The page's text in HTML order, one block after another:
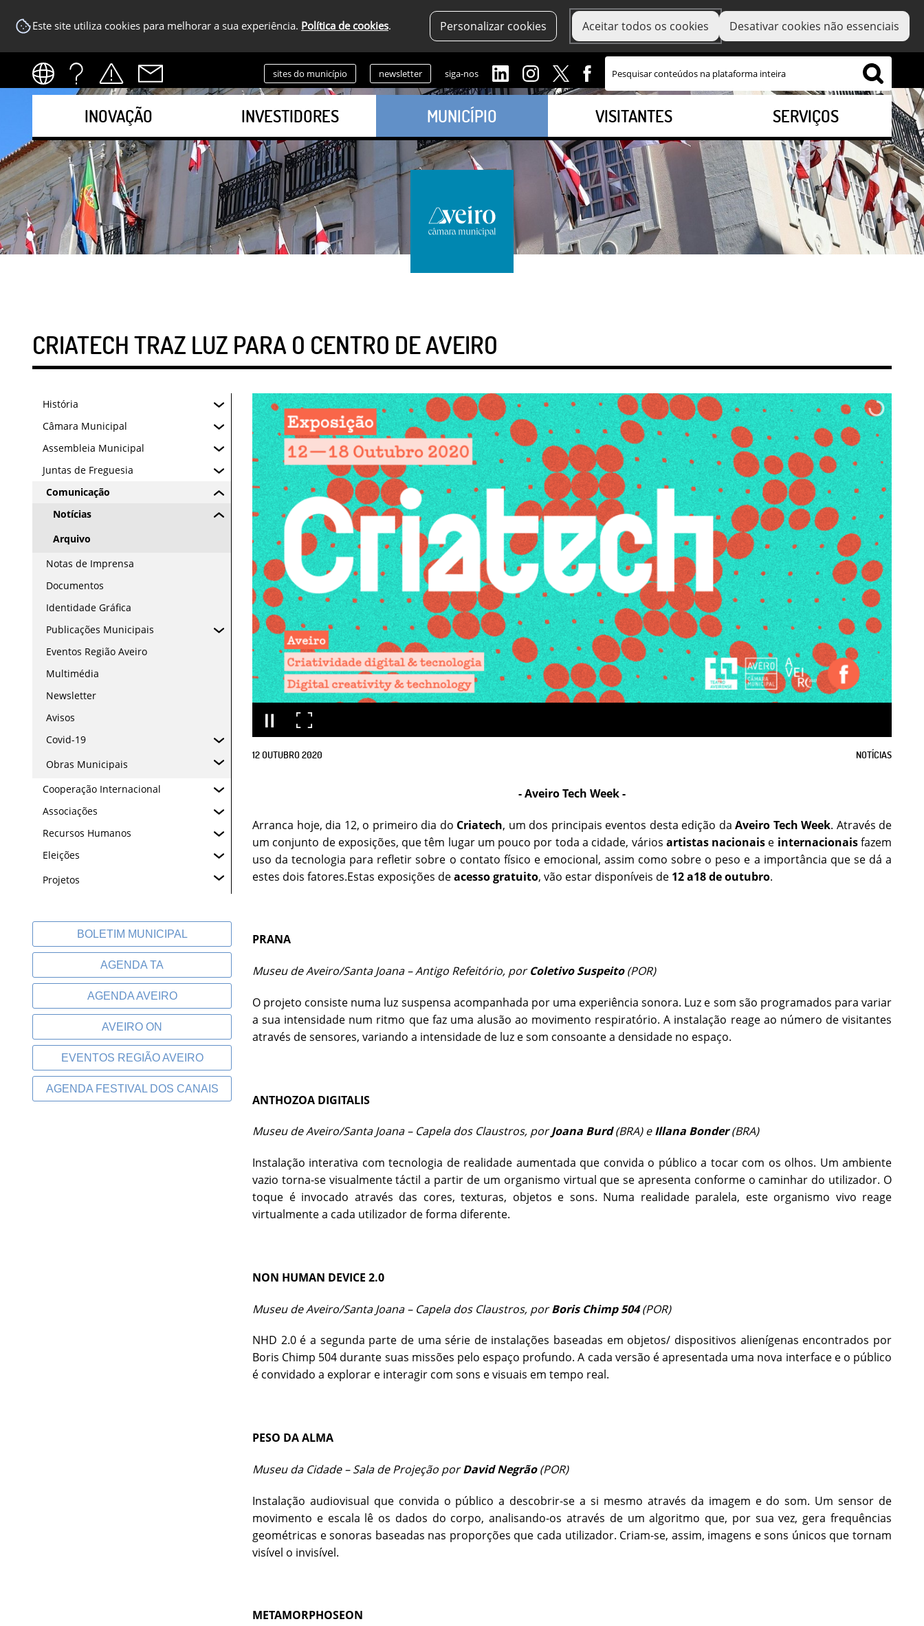
Este site utiliza cookies para melhorar a sua experiência. Política de cookies. Personalizar cookies Aceitar todos os cookies Desativar cookies não essenciais
sites do município newsletter siga-nos
INOVAÇÃO INVESTIDORES MUNICÍPIO VISITANTES SERVIÇOS
CRIATECH TRAZ LUZ PARA O CENTRO DE AVEIRO
História
Câmara Municipal
Assembleia Municipal
Juntas de Freguesia
Comunicação
Notícias
Arquivo
Notas de Imprensa
Documentos
Identidade Gráfica
Publicações Municipais
Eventos Região Aveiro
Multimédia
Newsletter
Avisos
Covid-19
Obras Municipais
Cooperação Internacional
Associações
Recursos Humanos
Eleições
Projetos
BOLETIM MUNICIPAL
AGENDA TA
AGENDA AVEIRO
AVEIRO ON
EVENTOS REGIÃO AVEIRO
AGENDA FESTIVAL DOS CANAIS
12OUTUBRO2020 NOTÍCIAS
- Aveiro Tech Week -
Arranca hoje, dia 12, o primeiro dia do Criatech, um dos principais eventos desta edição da Aveiro Tech Week. Através de
um conjunto de exposições, que têm lugar um pouco por toda a cidade, vários artistas nacionais e internacionaisfazem
uso da tecnologia para refletir sobre o contato físico e emocional, assim como sobre o peso e a importância que se dá a
estes dois fatores.Estas exposições deacesso gratuito, vão estar disponíveis de 12 a18 de outubro.
PRANA
Museu de Aveiro/Santa Joana – Antigo Refeitório, porColetivo Suspeito(POR)
O projeto consiste numa luz suspensa acompanhada por uma experiência sonora. Luz e som são programados para variar
a sua intensidade num ritmo que faz uma alusão ao movimento respiratório. A instalação reage ao número de visitantes
através de sensores, variando a intensidade de luz e som consoante a densidade no espaço.
ANTHOZOA DIGITALIS
Museu de Aveiro/Santa Joana – Capela dos Claustros, porJoana Burd(BRA) eIllana Bonder(BRA)
Instalação interativa com tecnologia de realidade aumentada que convida o público a tocar com os olhos. Um ambiente
vazio torna-se visualmente táctil a partir de um organismo virtual que se apresenta conforme o caminhar do utilizador. O
toque é invocado através das cores, texturas, objetos e sons. Numa realidade paralela, este organismo vivo reage
virtualmente a cada utilizador de forma diferente.
NON HUMAN DEVICE 2.0
Museu de Aveiro/Santa Joana – Capela dos Claustros, porBoris Chimp 504(POR)
NHD 2.0 é a segunda parte de uma série de instalações baseadas em objetos/ dispositivos alienígenas encontrados por
Boris Chimp 504 durante suas missões pelo espaço profundo. A cada versão é apresentada uma nova interface e o público
é convidado a explorar e interagir com sons e visuais em tempo real.
PESO DA ALMA
Museu da Cidade – Sala de Projeção porDavid Negrão(POR)
Instalação audiovisual que convida o público a descobrir-se a si mesmo através da imagem e do som. Um sensor de
movimento e escala lê os dados do corpo, analisando-os através de um algoritmo que, por sua vez, gera frequências
geométricas e sonoras baseadas nas proporções que cada utilizador. Criam-se, assim, imagens e sons únicos que tornam
visível o invisível.
METAMORPHOSEON